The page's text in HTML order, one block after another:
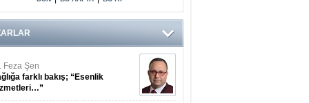
Feza Şen
farklı bakış; “Esenlik